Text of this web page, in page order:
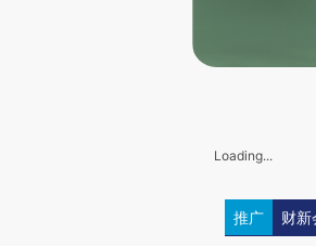
Loading...
推广 财新